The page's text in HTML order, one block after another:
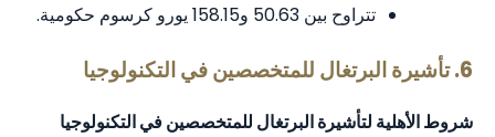
تتراوح بين 50.63 و158.15 يورو كرسوم حكومية.
6. تأشيرة البرتغال للمتخصصين في التكنولوجيا
شروط الأهلية لتأشيرة البرتغال للمتخصصين في التكنولوجيا